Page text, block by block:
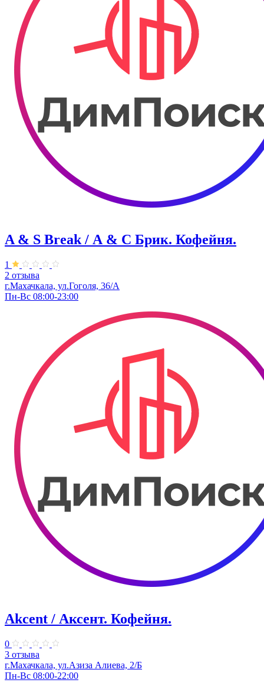
A & S Break / А & С Брик. Кофейня.
1
2 отзыва
г.Махачкала, ул.Гоголя, 36/А
Пн-Вс 08:00-23:00
Akcent / Аксент. Кофейня.
0
3 отзыва
г.Махачкала, ул.Азиза Алиева, 2/Б
Пн-Вс 08:00-22:00